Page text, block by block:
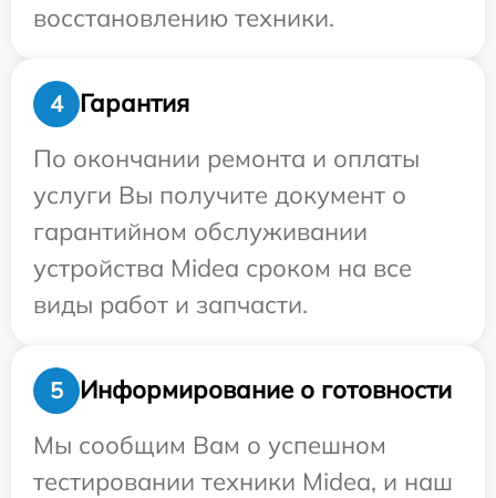
восстановлению техники.
4
Гарантия
По окончании ремонта и оплаты
услуги Вы получите документ о
гарантийном обслуживании
устройства Midea сроком на все
виды работ и запчасти.
5
Информирование о готовности
Мы сообщим Вам о успешном
тестировании техники Midea, и наш